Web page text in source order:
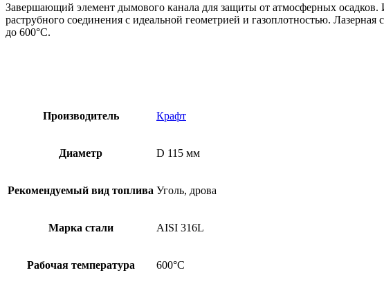
Завершающий элемент дымового канала для защиты от атмосферных
раструбного соединения с идеальной геометрией и газоплотностью.
до 600°С.
Производитель Крафт
Диаметр D 115 мм
Рекомендуемый вид топлива Уголь, дрова
Марка стали AISI 316L
Рабочая температура 600°C